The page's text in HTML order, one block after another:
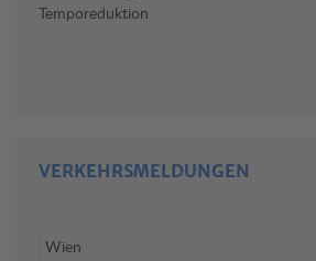
Temporeduktion
VERKEHRSMELDUNGEN